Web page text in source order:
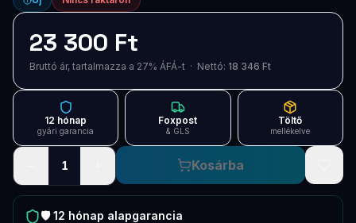
Blog
Támogatás
Új termékek
Keresés
23 300 Ft
Bruttó ár, tartalmazza a 27% ÁFÁ-t · Nettó: 18 346 Ft
12 hónap
gyári garancia
Foxpost
& GLS
Töltő
mellékelve
1 Kosárba
🛡️12 hónap alapgarancia